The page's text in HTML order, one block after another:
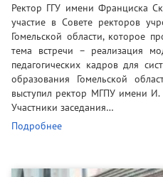
Ректор ГГУ имени Франциска
участие в Совете ректоров
Гомельской области, которое
тема встречи – реализация
педагогических кадров для
образования Гомельской
выступил ректор МГПУ имени
Участники заседания…
Подробнее